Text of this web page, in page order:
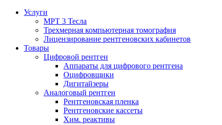
Услуги
МРТ 3 Тесла
Трехмерная компьютерная томография
Лицензирование рентгеновских кабинетов
Товары
Цифровой рентген
Аппараты для цифрового рентгена
Оцифровщики
Дигитайзеры
Аналоговый рентген
Рентгеновская пленка
Рентгеновские кассеты
Хим. реактивы